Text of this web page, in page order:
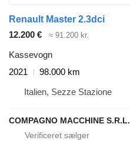
Renault Master 2.3dci
12.200 €
≈ 91.200 kr.
Kassevogn
2021
98.000 km
Italien, Sezze Stazione
COMPAGNO MACCHINE S.R.L.